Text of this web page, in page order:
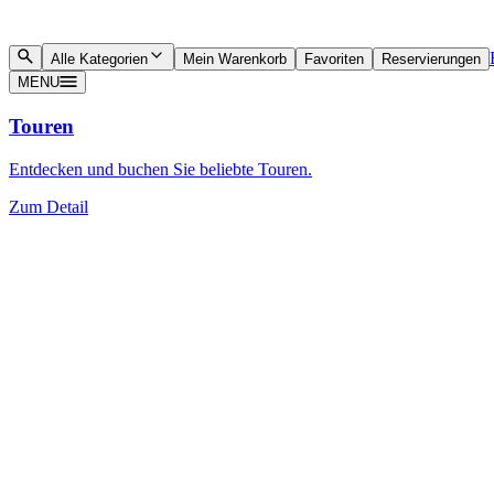
Alle Kategorien Mein Warenkorb Favoriten Reservierungen
MENU
Touren
Entdecken und buchen Sie beliebte Touren.
Zum Detail